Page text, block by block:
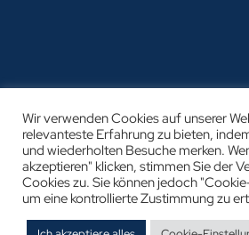
Glénan Concept Cars
Rechtliche Hinweise
Datenschutzrichtlinie
Wir verwenden Cookies auf unserer
relevanteste Erfahrung zu bieten,
und wiederholten Besuche merken.
akzeptieren" klicken, stimmen Sie der
Cookies zu. Sie können jedoch
um eine kontrollierte Zustimmung zu